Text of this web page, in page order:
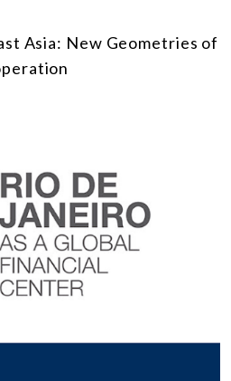
Asia: New Geometries of